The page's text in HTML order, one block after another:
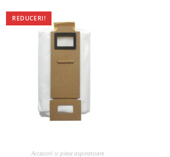
REDUCERI!
Accesorii si piese aspiratoare